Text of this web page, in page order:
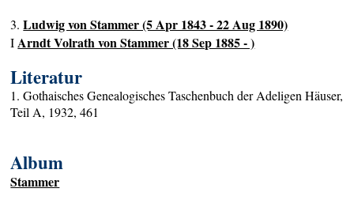
3.Ludwig von Stammer (5 Apr 1843 - 22 Aug 1890)
IArndt Volrath von Stammer (18 Sep 1885 - )
Literatur
1. Gothaisches Genealogisches Taschenbuch der Adeligen Häuser,
Teil A, 1932, 461
Album
Stammer